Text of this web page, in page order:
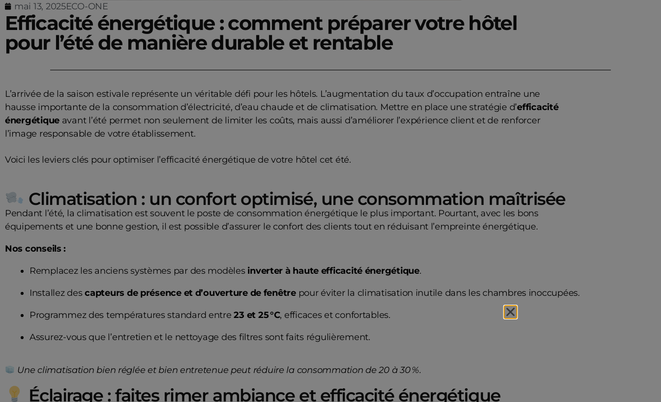
mai 13, 2025ECO-ONE
Efficacité énergétique : comment préparer votre hôtel
pour l’été de manière durable et rentable
L’arrivée de la saison estivale représente un véritable défi pour les hôtels. L’augmentation du taux d’occupation entraîne une
hausse importante de la consommation d’électricité, d’eau chaude et de climatisation. Mettre en place une stratégie d’efficacité
énergétique avant l’été permet non seulement de limiter les coûts, mais aussi d’améliorer l’expérience client et de renforcer
l’image responsable de votre établissement.
Voici les leviers clés pour optimiser l’efficacité énergétique de votre hôtel cet été.
Climatisation : un confort optimisé, une consommation maîtrisée
Pendant l’été, la climatisation est souvent le poste de consommation énergétique le plus important. Pourtant, avec les bons
équipements et une bonne gestion, il est possible d’assurer le confort des clients tout en réduisant l’empreinte énergétique.
Nos conseils :
Remplacez les anciens systèmes par des modèles inverter à haute efficacité énergétique.
Installez descapteurs de présence et d’ouverture de fenêtrepour éviter la climatisation inutile dans les chambres inoccupées.
Programmez des températures standard entre23 et 25 °C, efficaces et confortables.
Assurez-vous que l’entretien et le nettoyage des filtres sont faits régulièrement.
Une climatisation bien réglée et bien entretenue peut réduire la consommation de 20 à 30 %.
Éclairage : faites rimer ambiance et efficacité énergétique